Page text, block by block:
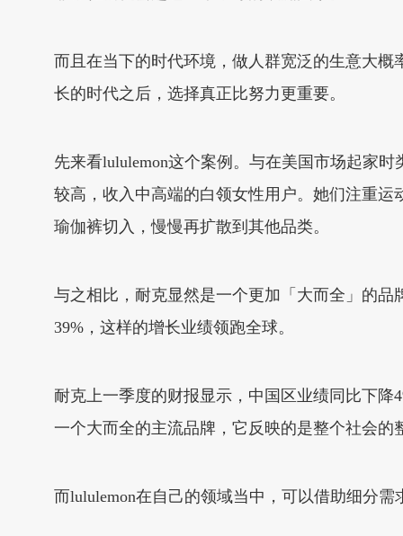
而且在当下的时代环境，做人群宽泛的生意大
长的时代之后，选择真正比努力更重要。
先来看lululemon这个案例。与在美国市场起家
较高，收入中高端的白领女性用户。她们注重
瑜伽裤切入，慢慢再扩散到其他品类。
与之相比，耐克显然是一个更加「大而全」的
39%，这样的增长业绩领跑全球。
耐克上一季度的财报显示，中国区业绩同比下
一个大而全的主流品牌，它反映的是整个社会的
而lululemon在自己的领域当中，可以借助细分